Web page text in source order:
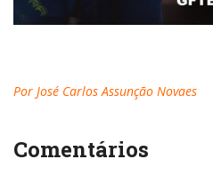
Por José Carlos Assunção Novaes
Comentários